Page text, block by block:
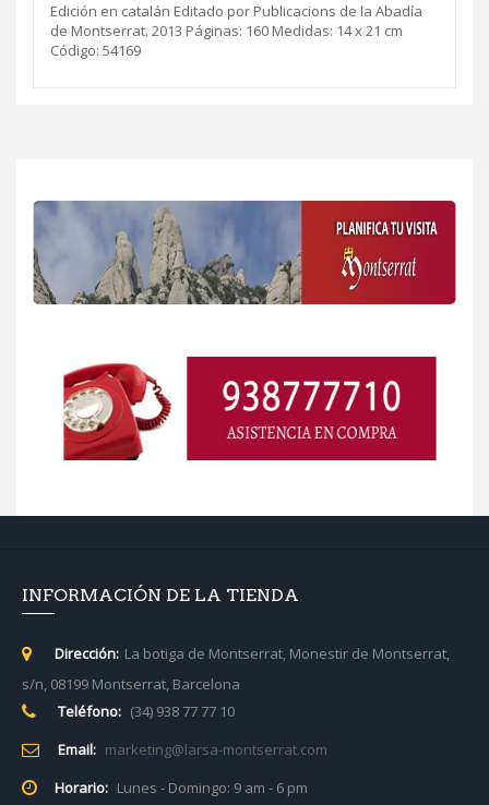
Edición en catalán Editado por Publicacions de la Abadía
de Montserrat. 2013 Páginas: 160 Medidas: 14 x 21 cm
Código: 54169
INFORMACIÓN DE LA TIENDA
Dirección: La botiga de Montserrat, Monestir de Montserrat,
s/n, 08199 Montserrat, Barcelona
Teléfono: (34) 938 77 77 10
Email: marketing@larsa-montserrat.com
Horario: Lunes - Domingo: 9 am - 6 pm